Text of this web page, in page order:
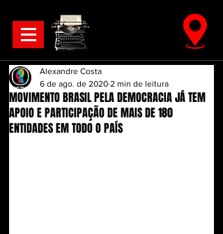
MOVIMENTO BRASIL PELA DEMOCRACIA JÁ TEM
APOIO E PARTICIPAÇÃO DE MAIS DE 180
ENTIDADES EM TODO O PAÍS
Alexandre Costa
6 de ago. de 2020 2 min de leitura